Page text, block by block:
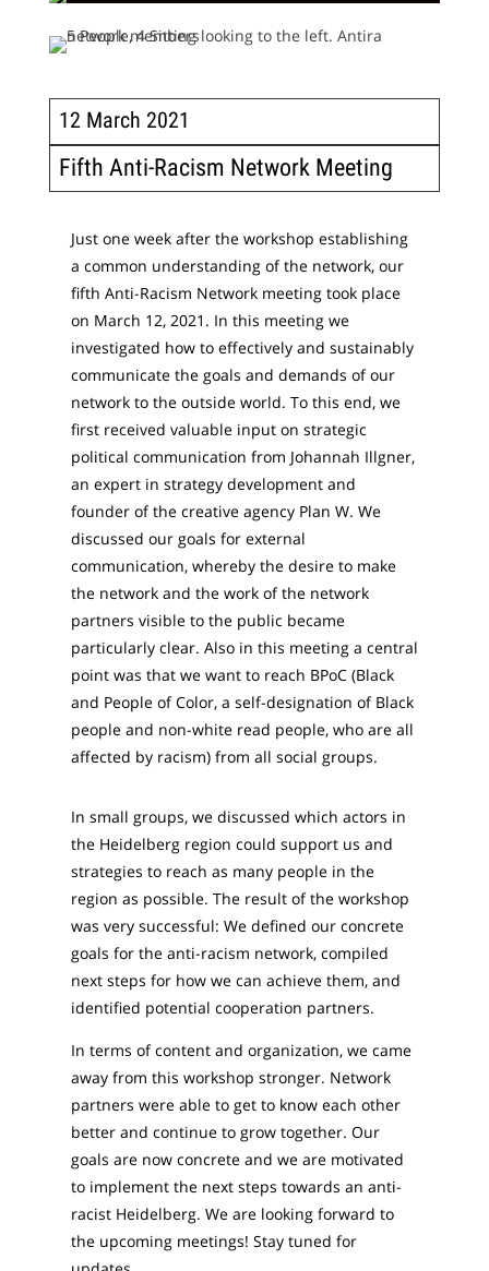
12 March 2021
Fifth Anti-Racism Network Meeting
Just one week after the workshop establishing
a common understanding of the network, our
fifth Anti-Racism Network meeting took place
on March 12, 2021. In this meeting we
investigated how to effectively and sustainably
communicate the goals and demands of our
network to the outside world. To this end, we
first received valuable input on strategic
political communication from Johannah Illgner,
an expert in strategy development and
founder of the creative agency Plan W. We
discussed our goals for external
communication, whereby the desire to make
the network and the work of the network
partners visible to the public became
particularly clear. Also in this meeting a central
point was that we want to reach BPoC (Black
and People of Color, a self-designation of Black
people and non-white read people, who are all
affected by racism) from all social groups.
In small groups, we discussed which actors in
the Heidelberg region could support us and
strategies to reach as many people in the
region as possible. The result of the workshop
was very successful: We defined our concrete
goals for the anti-racism network, compiled
next steps for how we can achieve them, and
identified potential cooperation partners.
In terms of content and organization, we came
away from this workshop stronger. Network
partners were able to get to know each other
better and continue to grow together. Our
goals are now concrete and we are motivated
to implement the next steps towards an anti-
racist Heidelberg. We are looking forward to
the upcoming meetings! Stay tuned for